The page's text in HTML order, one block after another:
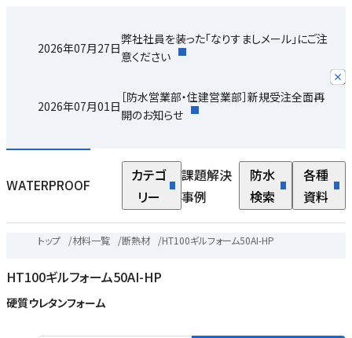
2026年07月27日
弊社社員を装った「なりすましメール」にご注
意ください
2026年07月01日
［防水営業部・住建営業部］新規受注全面再
開のお知らせ
WATERPROOF
カテゴ
リー
課題解決
事例
防水
検索
各種
資料
トップ /材料一覧 /断熱材 /HT100ギルフォーム50AI-HP
HT100ギルフォーム50AI-HP
硬質ウレタンフォーム